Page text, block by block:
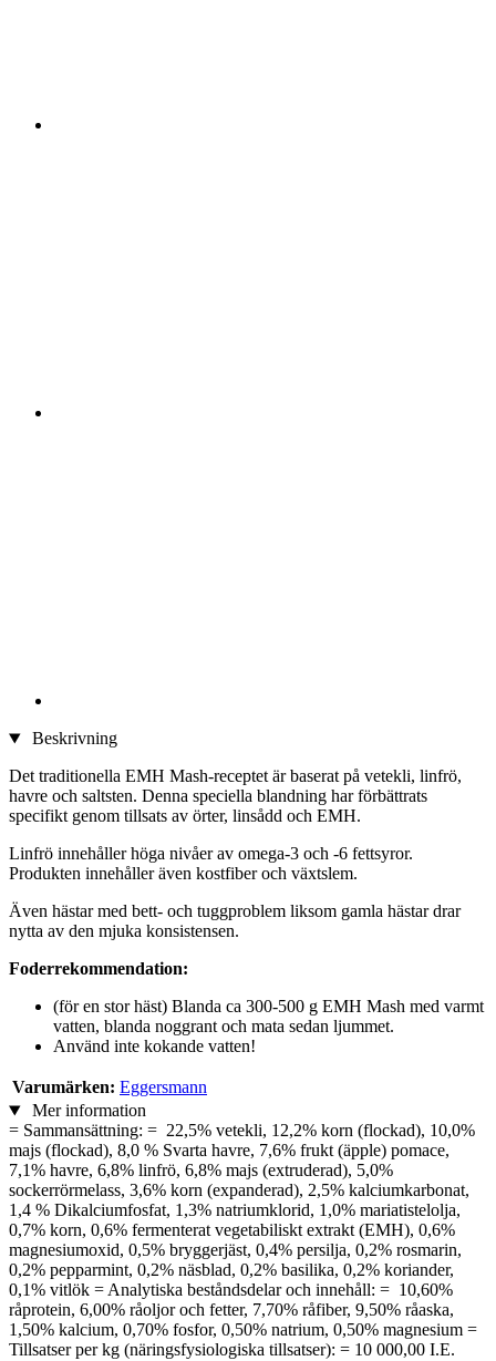
Beskrivning
Det traditionella EMH Mash-receptet är baserat på vetekli, linfrö,
havre och saltsten. Denna speciella blandning har förbättrats
specifikt genom tillsats av örter, linsådd och EMH.
Linfrö innehåller höga nivåer av omega-3 och -6 fettsyror.
Produkten innehåller även kostfiber och växtslem.
Även hästar med bett- och tuggproblem liksom gamla hästar drar
nytta av den mjuka konsistensen.
Foderrekommendation:
(för en stor häst) Blanda ca 300-500 g EMH Mash med varmt
vatten, blanda noggrant och mata sedan ljummet.
Använd inte kokande vatten!
Varumärken: Eggersmann
Mer information
= Sammansättning: = 22,5% vetekli, 12,2% korn (flockad), 10,0%
majs (flockad), 8,0 % Svarta havre, 7,6% frukt (äpple) pomace,
7,1% havre, 6,8% linfrö, 6,8% majs (extruderad), 5,0%
sockerrörmelass, 3,6% korn (expanderad), 2,5% kalciumkarbonat,
1,4 % Dikalciumfosfat, 1,3% natriumklorid, 1,0% mariatistelolja,
0,7% korn, 0,6% fermenterat vegetabiliskt extrakt (EMH), 0,6%
magnesiumoxid, 0,5% bryggerjäst, 0,4% persilja, 0,2% rosmarin,
0,2% pepparmint, 0,2% näsblad, 0,2% basilika, 0,2% koriander,
0,1% vitlök = Analytiska beståndsdelar och innehåll: = 10,60%
råprotein, 6,00% råoljor och fetter, 7,70% råfiber, 9,50% råaska,
1,50% kalcium, 0,70% fosfor, 0,50% natrium, 0,50% magnesium =
Tillsatser per kg (näringsfysiologiska tillsatser): = 10 000,00 I.E.